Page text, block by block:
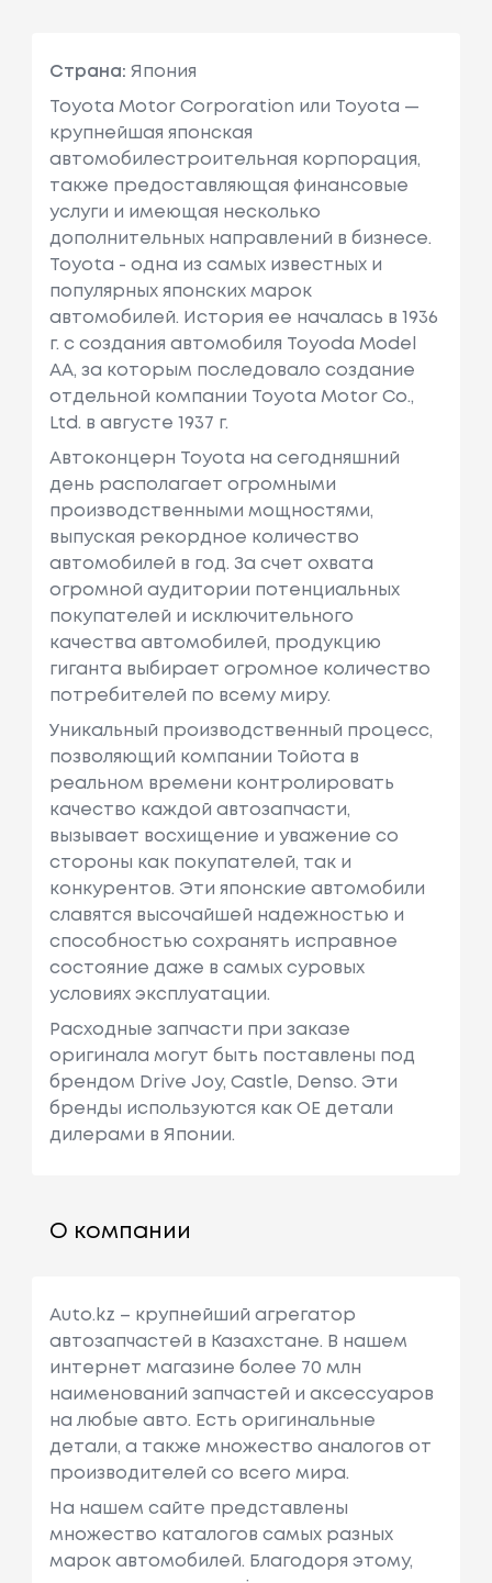
Страна: Япония
Toyota Motor Corporation или Toyota —
крупнейшая японская
автомобилестроительная корпорация,
также предоставляющая финансовые
услуги и имеющая несколько
дополнительных направлений в бизнесе.
Toyota - одна из самых известных и
популярных японских марок
автомобилей. История ее началась в 1936
г. с создания автомобиля Toyoda Model
AA, за которым последовало создание
отдельной компании Toyota Motor Co.,
Ltd. в августе 1937 г.
Автоконцерн Toyota на сегодняшний
день располагает огромными
производственными мощностями,
выпуская рекордное количество
автомобилей в год. За счет охвата
огромной аудитории потенциальных
покупателей и исключительного
качества автомобилей, продукцию
гиганта выбирает огромное количество
потребителей по всему миру.
Уникальный производственный процесс,
позволяющий компании Тойота в
реальном времени контролировать
качество каждой автозапчасти,
вызывает восхищение и уважение со
стороны как покупателей, так и
конкурентов. Эти японские автомобили
славятся высочайшей надежностью и
способностью сохранять исправное
состояние даже в самых суровых
условиях эксплуатации.
Расходные запчасти при заказе
оригинала могут быть поставлены под
брендом Drive Joy, Castle, Denso. Эти
бренды используются как ОЕ детали
дилерами в Японии.
О компании
Auto.kz – крупнейший агрегатор
автозапчастей в Казахстане. В нашем
интернет магазине более 70 млн
наименований запчастей и аксессуаров
на любые авто. Есть оригинальные
детали, а также множество аналогов от
производителей со всего мира.
На нашем сайте представлены
множество каталогов самых разных
марок автомобилей. Благодоря этому,